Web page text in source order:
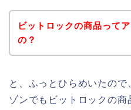
ビットロックの商品って
の？
と、ふっとひらめいたの
ゾンでもビットロックの商